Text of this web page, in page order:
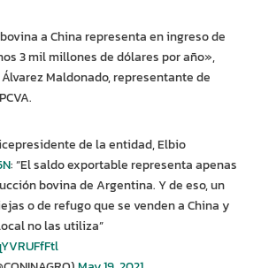
a China representa en ingreso de
3 mil millones de dólares por año»,
Maldonado, representante de
de la entidad, Elbio
: “El saldo exportable representa apenas
bovina de Argentina. Y de eso, un
o de refugo que se venden a China y
no las utiliza”